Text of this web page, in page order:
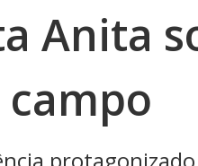
Anita